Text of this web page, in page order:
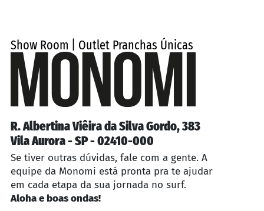
Show Room | Outlet Pranchas Únicas
R. Albertina Viêira da Silva Gordo, 383
Vila Aurora - SP - 02410-000
Se tiver outras dúvidas, fale com a gente. A
equipe da Monomi está pronta pra te ajudar
em cada etapa da sua jornada no surf.
Aloha e boas ondas!